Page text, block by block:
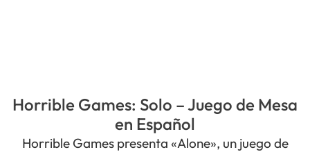
Horrible Games: Solo – Juego de Mesa
en Español
Horrible Games presenta «Alone», un juego de